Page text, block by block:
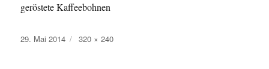
geröstete Kaffeebohnen
Veröffentlicht
29. Mai 2014 Originalgröße
320 × 240